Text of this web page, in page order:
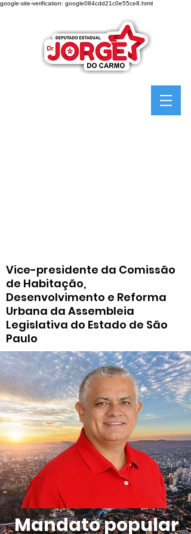
google-site-verification: google084cdd21c0e55ce8.html
Vice-presidente da Comissão
de Habitação,
Desenvolvimento e Reforma
Urbana da Assembleia
Legislativa do Estado de São
Paulo
Mandato popular